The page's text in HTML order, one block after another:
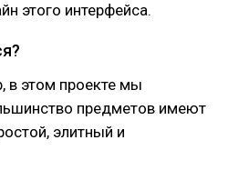
этого интерфейса.
в этом проекте мы
предметов имеют
элитный и